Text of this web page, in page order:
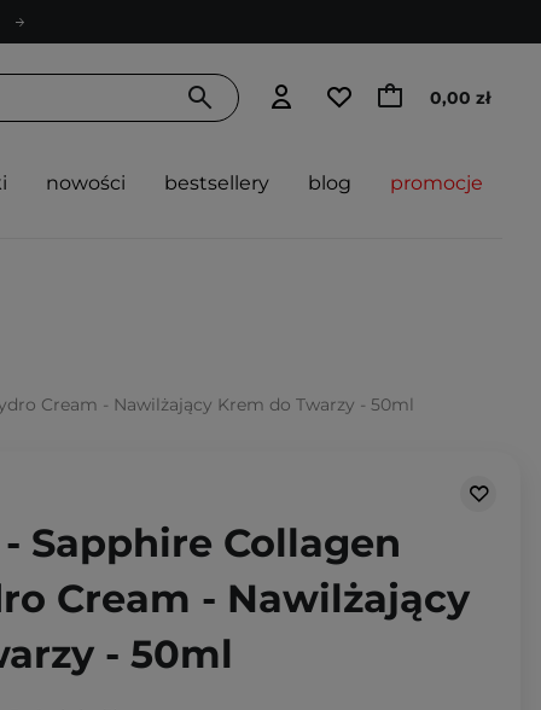
0,00 zł
nowości bestsellery blog promocje
Cream - Nawilżający Krem do Twarzy - 50ml
Sapphire Collagen
Cream - Nawilżający
- 50ml